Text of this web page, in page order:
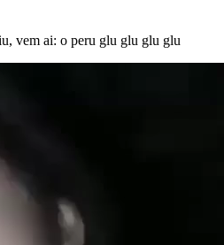
vem ai: o peru glu glu glu glu